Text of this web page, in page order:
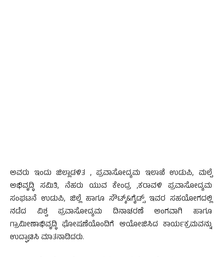
ಅವರು ಇಂದು ಜಿಲ್ಲಾಡಳಿತ , ಪ್ರವಾಸೋದ್ಯಮ ಇಲಾಖೆ ಉಡುಪಿ, ಮಲ್ಪೆ
ಅಭಿವೃದ್ಧಿ ಸಮಿತಿ, ನೆಹರು ಯುವ ಕೇಂದ್ರ ,ಕರಾವಳಿ ಪ್ರವಾಸೋದ್ಯಮ
ಸಂಘಟನೆ ಉಡುಪಿ, ಜಿಲ್ಲೆ ಹಾಗೂ ಸೌಟ್ಕ್&ಗೈಡ್ಸ್ ಇವರ ಸಹಯೋಗದಲ್ಲಿ
ನಡೆದ ವಿಶ್ವ ಪ್ರವಾಸೋದ್ಯಮ ದಿನಾಚರಣೆ ಅಂಗವಾಗಿ ಹಾಗೂ
ಗ್ರಾಮೀಣಾಭಿವೃದ್ಧಿ ಘೋಷಣೆಯೊಂದಿಗೆ ಆಯೋಜಿಸಿದ ಕಾರ್ಯಕ್ರಮವನ್ನು
ಉದ್ಘಾಟಿಸಿ ಮಾತನಾಡಿದರು.